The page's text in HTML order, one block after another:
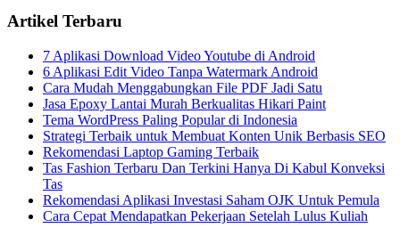
Artikel Terbaru
7 Aplikasi Download Video Youtube di Android
6 Aplikasi Edit Video Tanpa Watermark Android
Cara Mudah Menggabungkan File PDF Jadi Satu
Jasa Epoxy Lantai Murah Berkualitas Hikari Paint
Tema WordPress Paling Popular di Indonesia
Strategi Terbaik untuk Membuat Konten Unik Berbasis SEO
Rekomendasi Laptop Gaming Terbaik
Tas Fashion Terbaru Dan Terkini Hanya Di Kabul Konveksi
Tas
Rekomendasi Aplikasi Investasi Saham OJK Untuk Pemula
Cara Cepat Mendapatkan Pekerjaan Setelah Lulus Kuliah